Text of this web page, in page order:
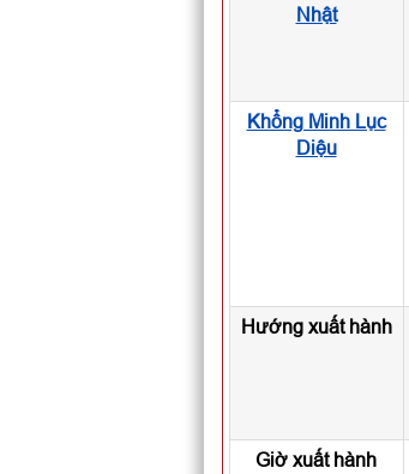
Nhật
Khổng Minh Lục
Diệu
Hướng xuất hành
Giờ xuất hành